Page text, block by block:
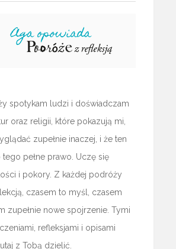
spotykam ludzi i doświadczam
oraz religii, które pokazują mi,
zupełnie inaczej, i że ten
pełne prawo. Uczę się
i pokory. Z każdej podróży
czasem to myśl, czasem
zupełnie nowe spojrzenie. Tymi
refleksjami i opisami
z Tobą dzielić.